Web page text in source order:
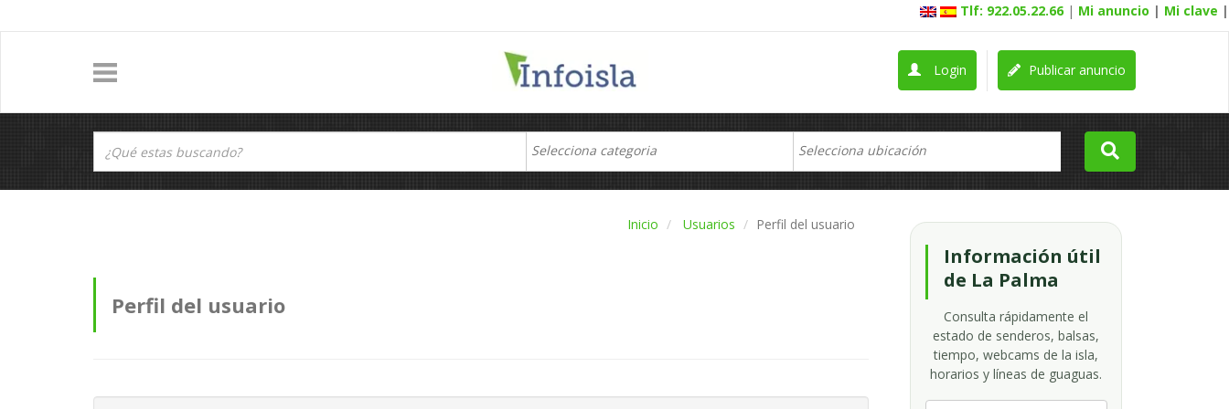
Tlf: 922.05.22.66 | Mi anuncio | Mi clave |
Publicar anuncio
Login
Inicio Usuarios Perfil del usuario
Perfil del usuario
Información útil
de La Palma
Consulta rápidamente el
estado de senderos, balsas,
tiempo, webcams de la isla,
horarios y líneas de guaguas.